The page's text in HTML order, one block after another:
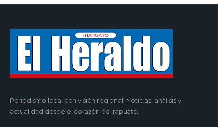
Periodismo local con visión regional. Noticias, análisis y
actualidad desde el corazón de Irapuato.